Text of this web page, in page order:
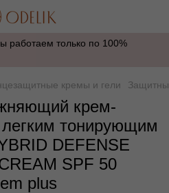
работаем только по 100%
кремы и гели
крем-
тонирующим
DEFENSE
SPF 50
plus